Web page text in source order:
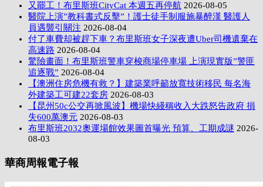
又罷工！布里斯班CityCat 本週五再停航 2026-08-05
醫院上演”教科書式反擊”！護士徒手制服施暴醉漢 醫護人
員遇襲引關注 2026-08-04
付了車費却被趕下車？布里斯班女子深夜遭Uber司機遺棄在
高速路 2026-08-04
驚險畫面！布里斯班警車穿梭商場停車場 上演現實版”警匪
追逐戰” 2026-08-04
【澳洲住房危機有救？】建築業呼籲放寬技術移民 每名海
外建築工可建22套房 2026-08-03
【昆州50c公交再掀風波】機場快綫稱收入大跌怒告政府 損
失600萬澳元 2026-08-03
布里斯班2032奧運場館效果圖首曝光 預算、工期成謎 2026-
08-03
華商周報電子報